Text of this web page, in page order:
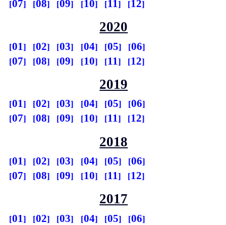
07 08 09 10 11 12
2020
01 02 03 04 05
06
07
08 09 10 11 12
2019
01 02 03 04 05
06
07
08 09 10 11 12
2018
01 02 03 04 05
06
07
08 09 10 11 12
2017
01 02 03 04 05
06